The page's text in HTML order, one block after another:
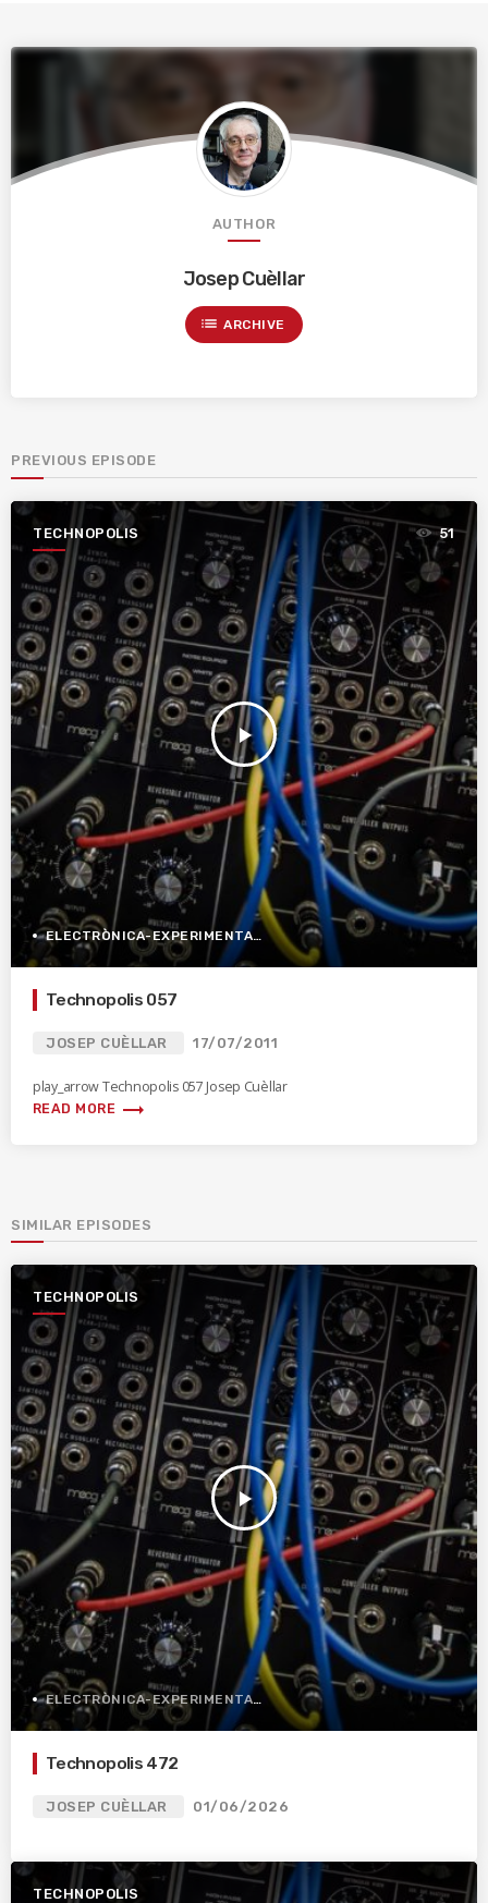
AUTHOR
Josep Cuèllar
list ARCHIVE
PREVIOUS EPISODE
TECHNOPOLIS
play_arrow
51
ELECTRÒNICA-EXPERIMENTAL
Technopolis 057
JOSEP CUÈLLAR 17/07/2011
play_arrow Technopolis 057 Josep Cuèllar
READ MORE trending_flat
SIMILAR EPISODES
TECHNOPOLIS
play_arrow
ELECTRÒNICA-EXPERIMENTAL
Technopolis 472
JOSEP CUÈLLAR 01/06/2026
TECHNOPOLIS